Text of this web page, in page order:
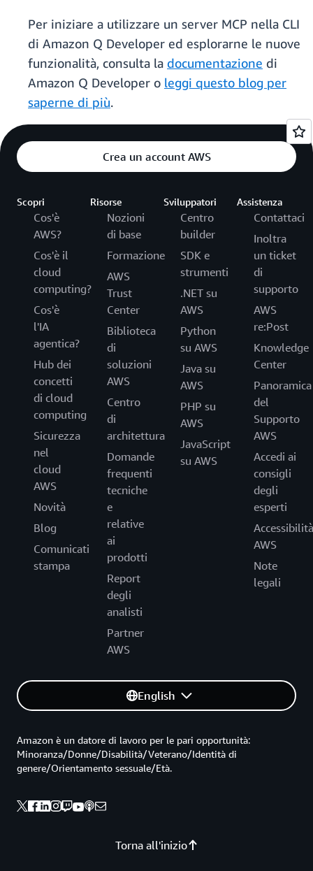
Per iniziare a utilizzare un server MCP nella CLI
di Amazon Q Developer ed esplorarne le nuove
funzionalità, consulta la documentazione di
Amazon Q Developer o leggi questo blog per
saperne di più.
Crea un account AWS
Scopri
Cos'è
AWS?
Cos'è il
cloud
computing?
Cos'è
l'IA
agentica?
Hub dei
concetti
di cloud
computing
Sicurezza
nel
cloud
AWS
Novità
Blog
Comunicati
stampa
Risorse
Nozioni
di base
Formazione
AWS
Trust
Center
Biblioteca
di
soluzioni
AWS
Centro
di
architettura
Domande
frequenti
tecniche
e
relative
ai
prodotti
Report
degli
analisti
Partner
AWS
Sviluppatori
Centro
builder
SDK e
strumenti
.NET su
AWS
Python
su AWS
Java su
AWS
PHP su
AWS
JavaScript
su AWS
Assistenza
Contattaci
Inoltra
un ticket
di
supporto
AWS
re:Post
Knowledge
Center
Panoramica
del
Supporto
AWS
Accedi ai
consigli
degli
esperti
Accessibilità
AWS
Note
legali
English
Torna all'inizio
Amazon è un datore di lavoro per le pari opportunità:
Minoranza/Donne/Disabilità/Veterano/Identità di
genere/Orientamento sessuale/Età.